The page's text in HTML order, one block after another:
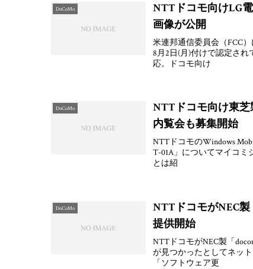
DoCoMo
NTTドコモ向けLG
画像が公開
米連邦通信委員会（FCC
8月2日(月)付けで認定され
応。ドコモ向け
DoCoMo
NTTドコモ向け東
内覧会も募集開始
NTTドコモのWindows
T-01A」についてマイコ
とは紹
DoCoMo
NTTドコモがNEC
提供開始
NTTドコモがNEC製「
が見つかったとしてネッ
「ソフトウェア更